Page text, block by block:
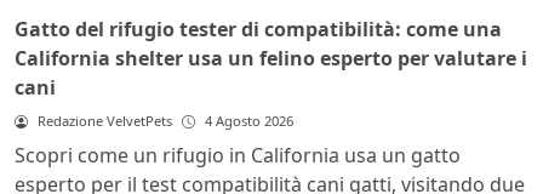
Gatto del rifugio tester di compatibilità: come una
California shelter usa un felino esperto per valutare i
cani
Redazione VelvetPets 4 Agosto 2026
Scopri come un rifugio in California usa un gatto
esperto per il test compatibilità cani gatti, visitando due